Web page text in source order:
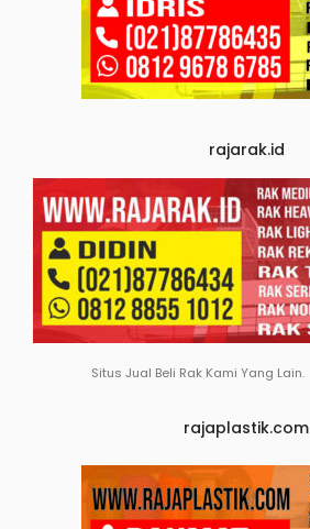
rajarak.id
Situs Jual Beli Rak Kami Yang Lain.
rajaplastik.com